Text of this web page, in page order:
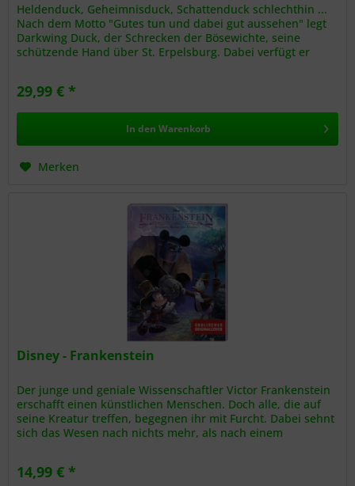
Heldenduck, Geheimnisduck, Schattenduck schlechthin ...
Nach dem Motto "Gutes tun und dabei gut aussehen" legt
Darkwing Duck, der Schrecken der Bösewichte, seine
schützende Hand über St. Erpelsburg. Dabei verfügt er
29,99 € *
In den Warenkorb
Merken
Disney - Frankenstein
Der junge und geniale Wissenschaftler Victor Frankenstein
erschafft einen künstlichen Menschen. Doch alle, die auf
seine Kreatur treffen, begegnen ihr mit Furcht. Dabei sehnt
sich das Wesen nach nichts mehr, als nach einem
14,99 € *